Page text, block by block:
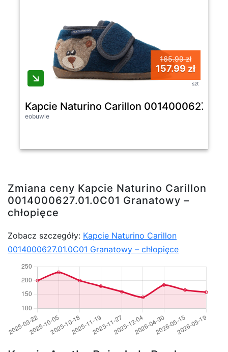
165.99 zł
157.99 zł
szt
Kapcie Naturino Carillon
eobuwie
Zmiana ceny Kapcie Naturino Carillon
0014000627.01.0C01 Granatowy –
chłopięce
Zobacz szczegóły: Kapcie Naturino Carillon
0014000627.01.0C01 Granatowy – chłopięce